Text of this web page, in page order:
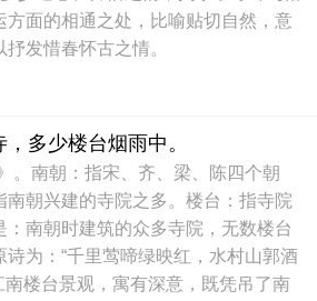
方面的相通之处，比喻贴切自然，意
发惜春怀古之情。
多少楼台烟雨中。
。南朝：指宋、齐、梁、陈四个朝
南朝兴建的寺院之多。楼台：指寺院
：南朝时建筑的众多寺院，无数楼台
为：“千里莺啼绿映红，水村山郭酒
南楼台景观，寓有深意，既凭吊了南